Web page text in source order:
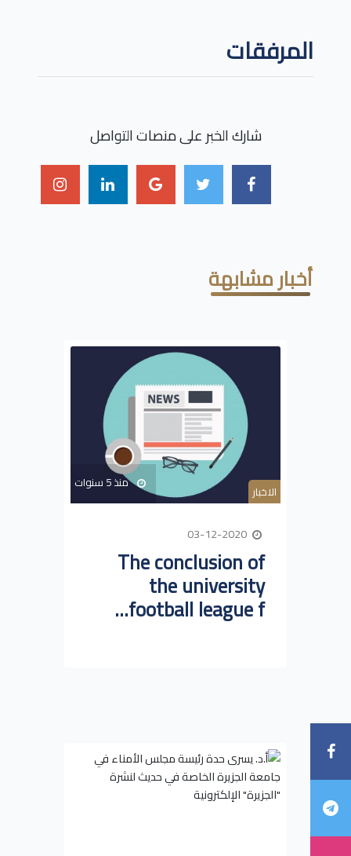
المرفقات
شارك الخبر على منصات التواصل
أخبار مشابهة
الاخبار منذ 5 سنوات
The conclusion of
the university
football league f...